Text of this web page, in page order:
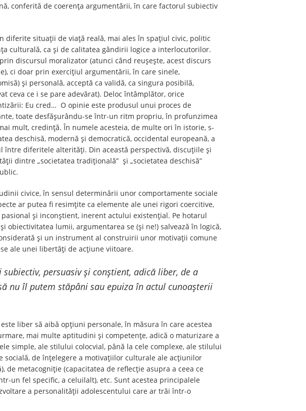
conferită de coerența argumentării, în care factorul subiectiv
diferite situații de viață reală, mai ales în spațiul civic, politic
culturală, ca și de calitatea gândirii logice a interlocutorilor.
discursul moralizator (atunci când reușește, acest discurs
ci doar prin exercițiul argumentării, în care sinele,
și personală, acceptă ca validă, ca singura posibilă,
ceva ce i se pare adevărat). Deloc întâmplător, orice
Eu cred… O opinie este produsul unui proces de
toate desfășurându-se într-un ritm propriu, în profunzimea
mult, credință. În numele acesteia, de multe ori în istorie, s-
deschisă, modernă și democratică, occidental europeană, a
diferitele alterități. Din această perspectivă, discuțiile și
dintre „societatea tradițională” și „societatea deschisă”
civice, în sensul determinării unor comportamente sociale
ar putea fi resimțite ca elemente ale unei rigori coercitive,
și inconștient, inerent actului existențial. Pe hotarul
lumii, argumentarea se (și ne!) salvează în logică,
și un instrument al construirii unor motivații comune
ale unei libertăți de acțiune viitoare.
persuasiv și conștient, adică liber, de a
nu îl putem stăpâni sau epuiza în actul cunoașterii
liber să aibă opțiuni personale, în măsura în care acestea
mai multe aptitudini și competențe, adică o maturizare a
simple, ale stilului colocvial, până la cele complexe, ale stilului
de înțelegere a motivațiilor culturale ale acțiunilor
metacogniție (capacitatea de reflecție asupra a ceea ce
un fel specific, a celuilalt), etc. Sunt acestea principalele
a personalității adolescentului care ar trăi într-o